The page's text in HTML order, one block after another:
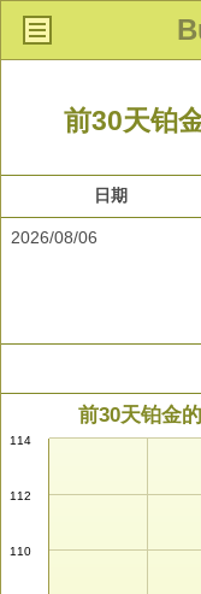
前30天铂
日期
2026/08/06
前30天铂金
110
112
114